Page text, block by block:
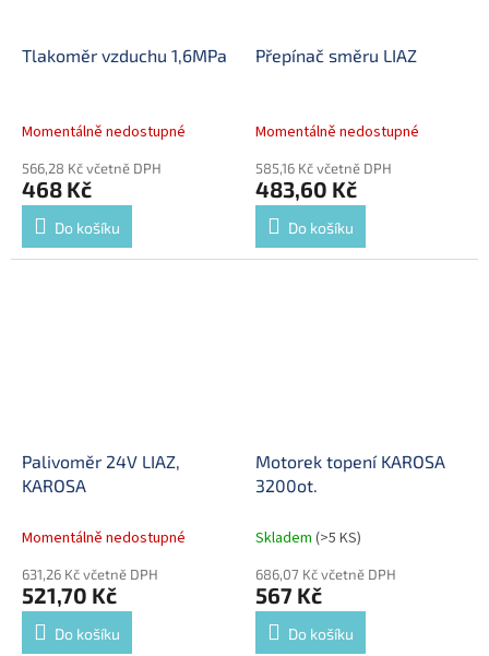
Tlakoměr vzduchu 1,6MPa
Momentálně nedostupné
566,28 Kč včetně DPH
468 Kč
Do košíku
Přepínač směru LIAZ
Momentálně nedostupné
585,16 Kč včetně DPH
483,60 Kč
Do košíku
Palivoměr 24V LIAZ,
KAROSA
Momentálně nedostupné
631,26 Kč včetně DPH
521,70 Kč
Do košíku
Motorek topení KAROSA
3200ot.
Skladem (>5 KS)
686,07 Kč včetně DPH
567 Kč
Do košíku